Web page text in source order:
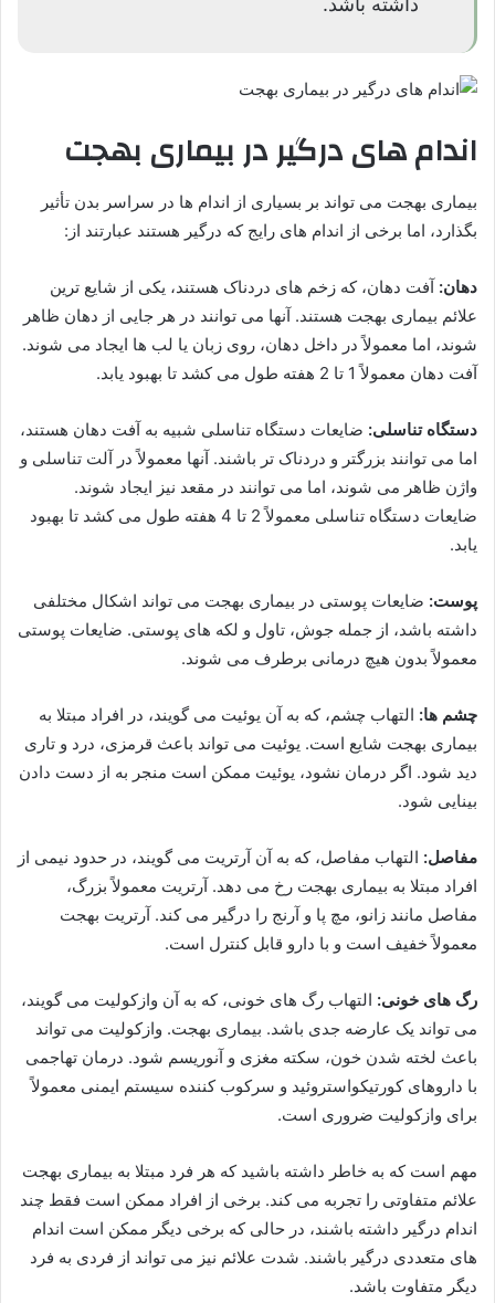
اندام های درگیر در بیماری بهجت
بیماری بهجت می تواند بر بسیاری از اندام ها در سراسر بدن تأثیر
بگذارد، اما برخی از اندام های رایج که درگیر هستند عبارتند از:
دهان: آفت دهان، که زخم های دردناک هستند، یکی از شایع ترین
علائم بیماری بهجت هستند. آنها می توانند در هر جایی از دهان ظاهر
شوند، اما معمولاً در داخل دهان، روی زبان یا لب ها ایجاد می شوند.
آفت دهان معمولاً 1 تا 2 هفته طول می کشد تا بهبود یابد.
دستگاه تناسلی: ضایعات دستگاه تناسلی شبیه به آفت دهان هستند،
اما می توانند بزرگتر و دردناک تر باشند. آنها معمولاً در آلت تناسلی و
واژن ظاهر می شوند، اما می توانند در مقعد نیز ایجاد شوند.
ضایعات دستگاه تناسلی معمولاً 2 تا 4 هفته طول می کشد تا بهبود
یابد.
پوست: ضایعات پوستی در بیماری بهجت می تواند اشکال مختلفی
داشته باشد، از جمله جوش، تاول و لکه های پوستی. ضایعات پوستی
معمولاً بدون هیچ درمانی برطرف می شوند.
چشم ها: التهاب چشم، که به آن یوئیت می گویند، در افراد مبتلا به
بیماری بهجت شایع است. یوئیت می تواند باعث قرمزی، درد و تاری
دید شود. اگر درمان نشود، یوئیت ممکن است منجر به از دست دادن
بینایی شود.
مفاصل: التهاب مفاصل، که به آن آرتریت می گویند، در حدود نیمی از
افراد مبتلا به بیماری بهجت رخ می دهد. آرتریت معمولاً بزرگ،
مفاصل مانند زانو، مچ پا و آرنج را درگیر می کند. آرتریت بهجت
معمولاً خفیف است و با دارو قابل کنترل است.
رگ های خونی: التهاب رگ های خونی، که به آن وازکولیت می گویند،
می تواند یک عارضه جدی باشد. بیماری بهجت. وازکولیت می تواند
باعث لخته شدن خون، سکته مغزی و آنوریسم شود. درمان تهاجمی
با داروهای کورتیکواستروئید و سرکوب کننده سیستم ایمنی معمولاً
برای وازکولیت ضروری است.
مهم است که به خاطر داشته باشید که هر فرد مبتلا به بیماری بهجت
علائم متفاوتی را تجربه می کند. برخی از افراد ممکن است فقط چند
اندام درگیر داشته باشند، در حالی که برخی دیگر ممکن است اندام
های متعددی درگیر باشند. شدت علائم نیز می تواند از فردی به فرد
دیگر متفاوت باشد.